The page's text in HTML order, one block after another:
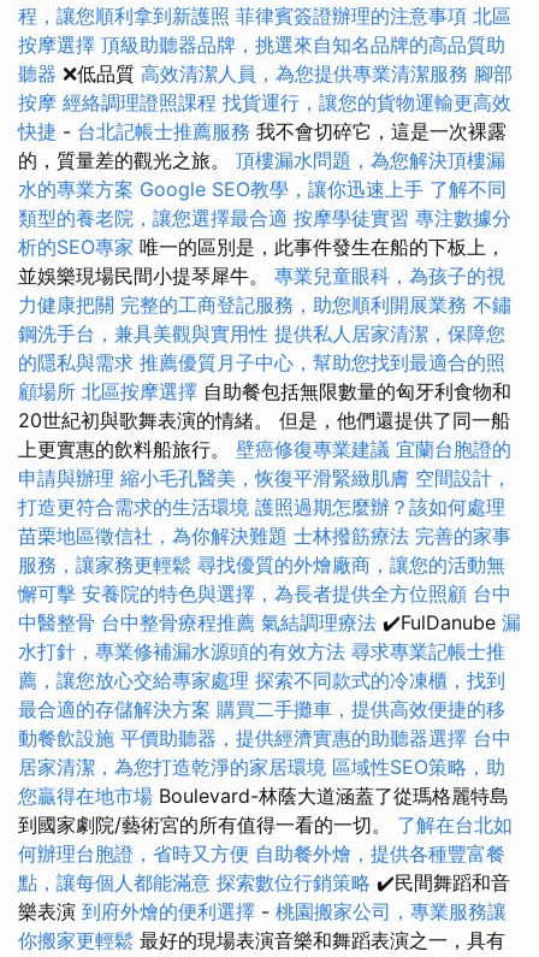
程，讓您順利拿到新護照 菲律賓簽證辦理的注意事項 北區
按摩選擇 頂級助聽器品牌，挑選來自知名品牌的高品質助
聽器 ❌低品質 高效清潔人員，為您提供專業清潔服務 腳部
按摩 經絡調理證照課程 找貨運行，讓您的貨物運輸更高效
快捷 - 台北記帳士推薦服務 我不會切碎它，這是一次裸露
的，質量差的觀光之旅。 頂樓漏水問題，為您解決頂樓漏
水的專業方案 Google SEO教學，讓你迅速上手 了解不同
類型的養老院，讓您選擇最合適 按摩學徒實習 專注數據分
析的SEO專家 唯一的區別是，此事件發生在船的下板上，
並娛樂現場民間小提琴犀牛。 專業兒童眼科，為孩子的視
力健康把關 完整的工商登記服務，助您順利開展業務 不鏽
鋼洗手台，兼具美觀與實用性 提供私人居家清潔，保障您
的隱私與需求 推薦優質月子中心，幫助您找到最適合的照
顧場所 北區按摩選擇 自助餐包括無限數量的匈牙利食物和
20世紀初與歌舞表演的情緒。 但是，他們還提供了同一船
上更實惠的飲料船旅行。 壁癌修復專業建議 宜蘭台胞證的
申請與辦理 縮小毛孔醫美，恢復平滑緊緻肌膚 空間設計，
打造更符合需求的生活環境 護照過期怎麼辦？該如何處理
苗栗地區徵信社，為你解決難題 士林撥筋療法 完善的家事
服務，讓家務更輕鬆 尋找優質的外燴廠商，讓您的活動無
懈可擊 安養院的特色與選擇，為長者提供全方位照顧 台中
中醫整骨 台中整骨療程推薦 氣結調理療法 ✔️FulDanube 漏
水打針，專業修補漏水源頭的有效方法 尋求專業記帳士推
薦，讓您放心交給專家處理 探索不同款式的冷凍櫃，找到
最合適的存儲解決方案 購買二手攤車，提供高效便捷的移
動餐飲設施 平價助聽器，提供經濟實惠的助聽器選擇 台中
居家清潔，為您打造乾淨的家居環境 區域性SEO策略，助
您贏得在地市場 Boulevard-林蔭大道涵蓋了從瑪格麗特島
到國家劇院/藝術宮的所有值得一看的一切。 了解在台北如
何辦理台胞證，省時又方便 自助餐外燴，提供各種豐富餐
點，讓每個人都能滿意 探索數位行銷策略 ✔️民間舞蹈和音
樂表演 到府外燴的便利選擇 - 桃園搬家公司，專業服務讓
你搬家更輕鬆 最好的現場表演音樂和舞蹈表演之一，具有